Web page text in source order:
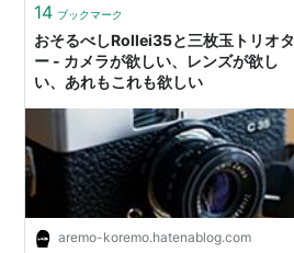
14 ブックマーク
おそるべしRollei35と三枚玉トリオタ
ー - カメラが欲しい、レンズが欲し
い、あれもこれも欲しい
aremo-koremo.hatenablog.com